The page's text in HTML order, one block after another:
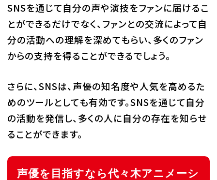
SNSを通じて自分の声や演技をファンに届けるこ
とができるだけでなく、ファンとの交流によって自
分の活動への理解を深めてもらい、多くのファン
からの支持を得ることができるでしょう。
さらに、SNSは、声優の知名度や人気を高めるた
めのツールとしても有効です。SNSを通じて自分
の活動を発信し、多くの人に自分の存在を知らせ
ることができます。
声優を目指すなら代々木アニメーシ